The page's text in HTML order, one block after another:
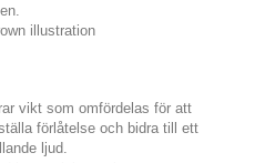
vikt som omfördelas för att
förlåtelse och bidra till ett
ljud.